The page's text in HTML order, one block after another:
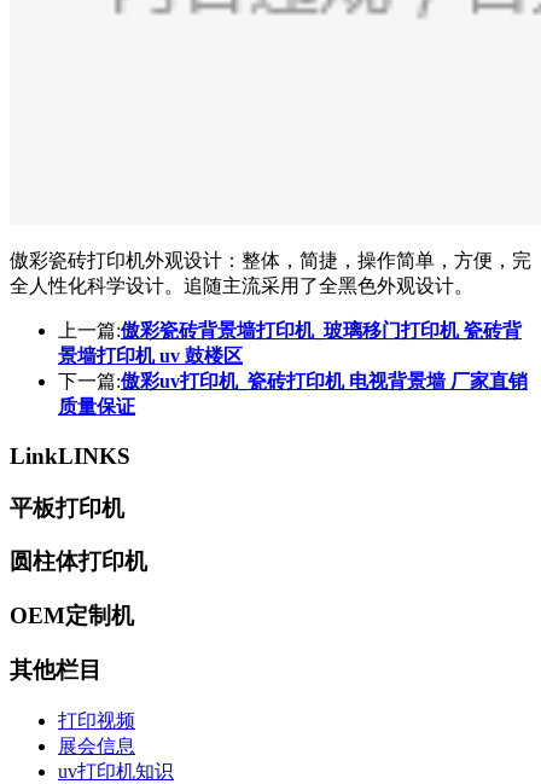
傲彩瓷砖打印机外观设计：整体，简捷，操作简单，方便，完
全人性化科学设计。追随主流采用了全黑色外观设计。
上一篇:傲彩瓷砖背景墙打印机_玻璃移门打印机 瓷砖背
景墙打印机 uv 鼓楼区
下一篇:傲彩uv打印机_瓷砖打印机 电视背景墙 厂家直销
质量保证
LinkLINKS
平板打印机
圆柱体打印机
OEM定制机
其他栏目
打印视频
展会信息
uv打印机知识